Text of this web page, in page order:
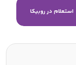
استعلام در روبیکا